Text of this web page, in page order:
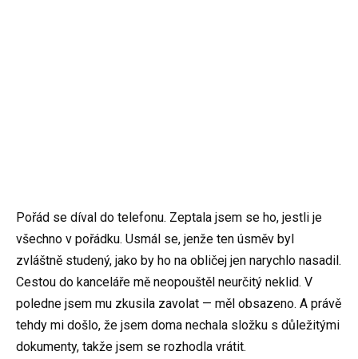
Pořád se díval do telefonu. Zeptala jsem se ho, jestli je
všechno v pořádku. Usmál se, jenže ten úsměv byl
zvláštně studený, jako by ho na obličej jen narychlo nasadil.
Cestou do kanceláře mě neopouštěl neurčitý neklid. V
poledne jsem mu zkusila zavolat — měl obsazeno. A právě
tehdy mi došlo, že jsem doma nechala složku s důležitými
dokumenty, takže jsem se rozhodla vrátit.